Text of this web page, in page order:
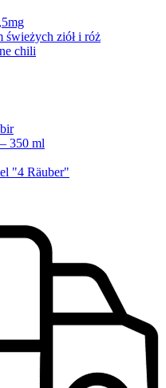
świeżych ziół i róż
chili
350 ml
"4 Räuber"